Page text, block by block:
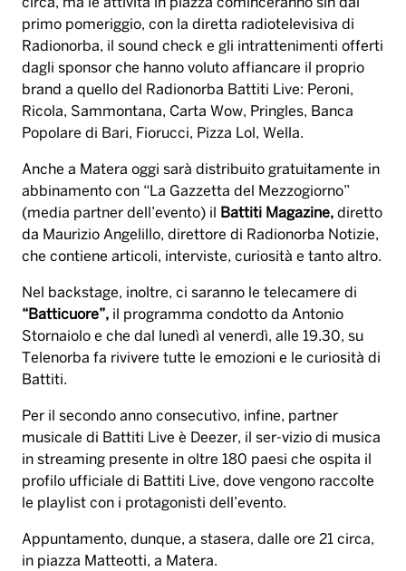
circa, ma le attività in piazza cominceranno sin dal
primo pomeriggio, con la diretta radiotelevisiva di
Radionorba, il sound check e gli intrattenimenti offerti
dagli sponsor che hanno voluto affiancare il proprio
brand a quello del Radionorba Battiti Live: Peroni,
Ricola, Sammontana, Carta Wow, Pringles, Banca
Popolare di Bari, Fiorucci, Pizza Lol, Wella.
Anche a Matera oggi sarà distribuito gratuitamente in
abbinamento con “La Gazzetta del Mezzogiorno”
(media partner dell’evento) il
Battiti Magazine, diretto
da Maurizio Angelillo, direttore di Radionorba Notizie,
che contiene articoli, interviste, curiosità e tanto altro.
Nel backstage, inoltre, ci saranno le telecamere di
“Batticuore”, il programma condotto da Antonio
Stornaiolo e che dal lunedì al venerdì, alle 19.30, su
Telenorba fa rivivere tutte le emozioni e le curiosità di
Battiti.
Per il secondo anno consecutivo, infine, partner
musicale di Battiti Live è Deezer, il ser-vizio di musica
in streaming presente in oltre 180 paesi che ospita il
profilo ufficiale di Battiti Live, dove vengono raccolte
le playlist con i protagonisti dell’evento.
Appuntamento, dunque, a stasera, dalle ore 21 circa,
in piazza Matteotti, a Matera.